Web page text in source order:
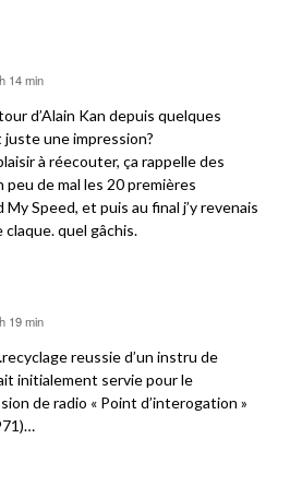
14 min
d’Alain Kan depuis quelques
juste une impression?
à réecouter, ça rappelle des
peu de mal les 20 premières
Speed, et puis au final j’y revenais
quel gâchis.
19 min
reussie d’un instru de
initialement servie pour le
de radio « Point d’interogation »